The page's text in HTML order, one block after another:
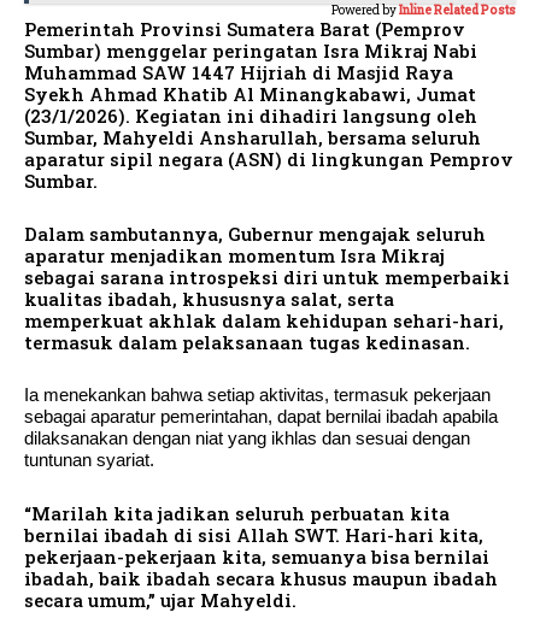
Powered byInline Related Posts
Pemerintah Provinsi Sumatera Barat (Pemprov
Sumbar) menggelar peringatan Isra Mikraj Nabi
Muhammad SAW 1447 Hijriah di Masjid Raya
Syekh Ahmad Khatib Al Minangkabawi, Jumat
(23/1/2026). Kegiatan ini dihadiri langsung oleh
Sumbar, Mahyeldi Ansharullah, bersama seluruh
aparatur sipil negara (ASN) di lingkungan Pemprov
Sumbar.
Dalam sambutannya, Gubernur mengajak seluruh
aparatur menjadikan momentum Isra Mikraj
sebagai sarana introspeksi diri untuk memperbaiki
kualitas ibadah, khususnya salat, serta
memperkuat akhlak dalam kehidupan sehari-hari,
termasuk dalam pelaksanaan tugas kedinasan.
Ia menekankan bahwa setiap aktivitas, termasuk pekerjaan
sebagai aparatur pemerintahan, dapat bernilai ibadah apabila
dilaksanakan dengan niat yang ikhlas dan sesuai dengan
tuntunan syariat.
“Marilah kita jadikan seluruh perbuatan kita
bernilai ibadah di sisi Allah SWT. Hari-hari kita,
pekerjaan-pekerjaan kita, semuanya bisa bernilai
ibadah, baik ibadah secara khusus maupun ibadah
secara umum,” ujar Mahyeldi.